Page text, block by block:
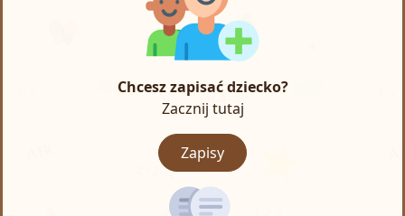
Chcesz zapisać dziecko?
Zacznij tutaj
Zapisy